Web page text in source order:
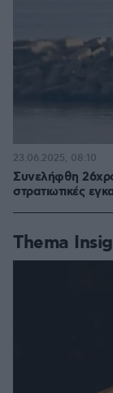
Συνελήφθη
στρατιωτικές
23.06.2025, 08:10
Thema